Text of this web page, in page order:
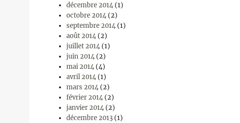
décembre 2014 (1)
octobre 2014 (2)
septembre 2014 (1)
août 2014 (2)
juillet 2014 (1)
juin 2014 (2)
mai 2014 (4)
avril 2014 (1)
mars 2014 (2)
février 2014 (2)
janvier 2014 (2)
décembre 2013 (1)